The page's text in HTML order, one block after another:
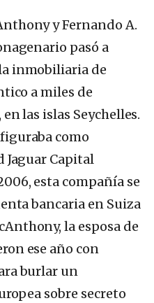
y Fernando A.
pasó a
inmobiliaria de
a miles de
las islas Seychelles.
como
Jaguar Capital
esta compañía se
bancaria en Suiza
la esposa de
ese año con
burlar un
sobre secreto